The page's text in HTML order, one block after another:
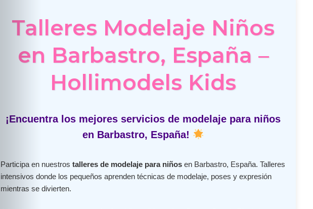
Talleres Modelaje Niños
en Barbastro, España –
Hollimodels Kids
¡Encuentra los mejores servicios de modelaje para niños
en Barbastro, España!
Participa en nuestros talleres de modelaje para niñosen Barbastro, España. Talleres
intensivos donde los pequeños aprenden técnicas de modelaje, poses y expresión
mientras se divierten.